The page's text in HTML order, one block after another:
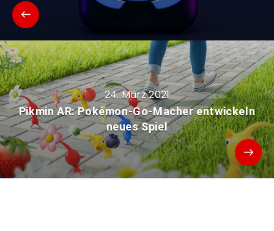
24. März 2021
Pikmin AR: Pokémon-Go-Macher entwickeln
neues Spiel